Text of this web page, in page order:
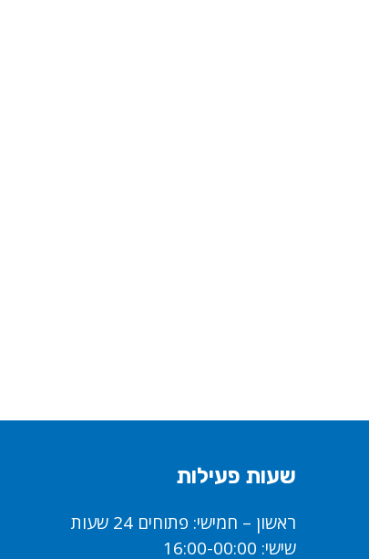
שעות פעילות
ראשון – חמישי: פתוחים 24 שעות
שישי: 16:00-00:00